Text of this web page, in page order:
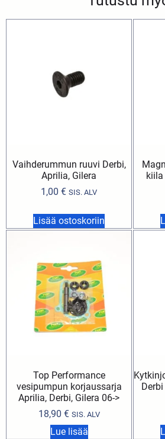
Vaihderummun ruuvi Derbi,
Aprilia, Gilera
1,00 € SIS. ALV
Lisää ostoskoriin
kiila
Top Performance
vesipumpun korjaussarja
Aprilia, Derbi, Gilera 06->
18,90 € SIS. ALV
Lue lisää